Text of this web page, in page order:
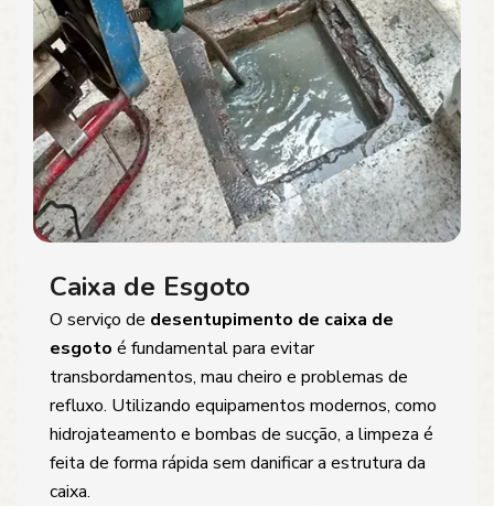
Caixa de Esgoto
O serviço de desentupimento de caixa de
esgoto é fundamental para evitar
transbordamentos, mau cheiro e problemas de
refluxo. Utilizando equipamentos modernos, como
hidrojateamento e bombas de sucção, a limpeza é
feita de forma rápida sem danificar a estrutura da
caixa.